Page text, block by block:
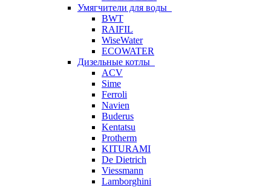
Умягчители для воды
BWT
RAIFIL
WiseWater
ECOWATER
Дизельные котлы
ACV
Sime
Ferroli
Navien
Buderus
Kentatsu
Protherm
KITURAMI
De Dietrich
Viessmann
Lamborghini